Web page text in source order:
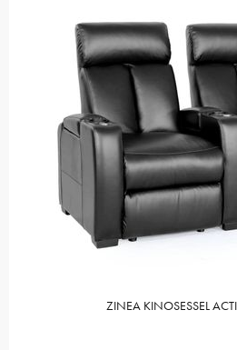
ZINEA KINOSESSEL